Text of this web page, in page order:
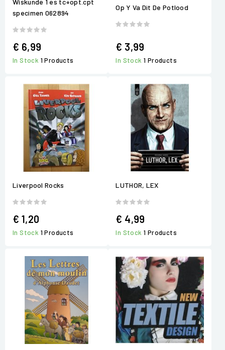
Wiskunde 1 es tc+opt.cpt
specimen 062894
€ 6,99
In Stock 1 Products
Op Y Va Dit De Potlood
€ 3,99
In Stock1 Products
Liverpool Rocks
€ 1,20
In Stock 1 Products
LUTHOR, LEX
€ 4,99
In Stock1 Products